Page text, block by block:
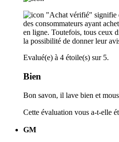
"Achat vérifié" signifie
des consommateurs ayant
en ligne. Toutefois, tous ceux
la possibilité de donner leur
Evalué(e) à 4 étoile(s) sur 5.
Bien
Bon savon, il lave bien et
Cette évaluation vous a-t-elle
GM